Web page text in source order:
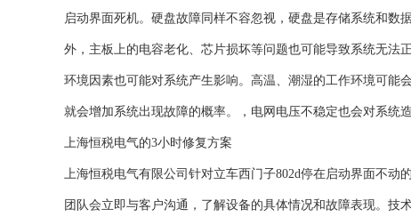
启动界面死机。硬盘故障同样不容忽视，硬盘是存储系统和
外，主板上的电容老化、芯片损坏等问题也可能导致系统无法正
环境因素也可能对系统产生影响。高温、潮湿的工作环境可能
就会增加系统出现故障的概率。，电网电压不稳定也会对系统
上海恒税电气的3小时修复方案
上海恒税电气有限公司针对立车西门子802d停在启动界面不
团队会立即与客户沟通，了解设备的具体情况和故障表现。技